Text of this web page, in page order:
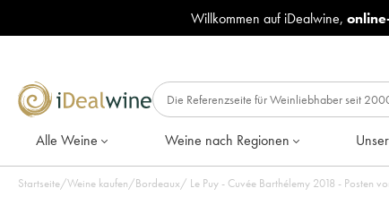
Willkommen auf iDealwine,
Alle Weine Weine nach Regionen
Startseite/Weine kaufen/Bordeaux/ Le Puy - Cuvée Barthélemy 2018 - Posten